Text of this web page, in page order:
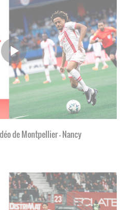
de Montpellier - Nancy